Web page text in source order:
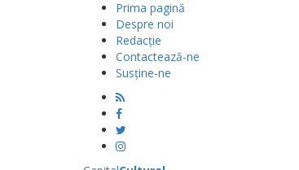
Prima pagină
Despre noi
Redacție
Contactează-ne
Susține-ne